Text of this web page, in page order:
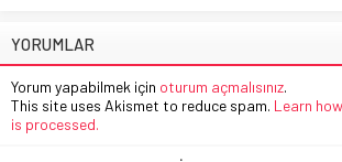
YORUMLAR
Yorum yapabilmek için oturum açmalısınız.
This site uses Akismet to reduce spam. Learn
is processed.